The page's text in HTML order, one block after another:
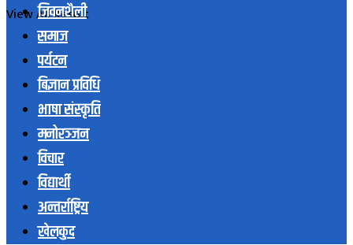
View All Result
जिवनशैली
समाज
पर्यटन
बिज्ञान प्रविधि
भाषा संस्कृति
मनोरञ्जन
विचार
विद्यार्थी
अन्तर्राष्ट्रिय
खेलकुद